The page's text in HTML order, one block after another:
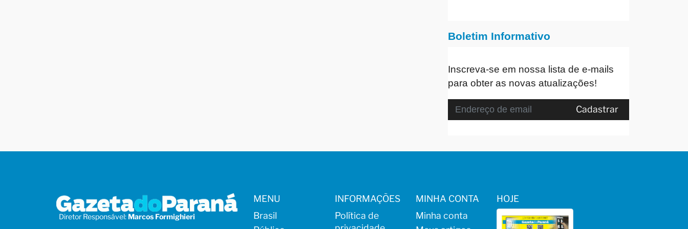
Boletim Informativo
Inscreva-se em nossa lista de e-mails
para obter as novas atualizações!
Cadastrar
Diretor Responsável: Marcos Formighieri
MENU
Brasil
INFORMAÇÕES
Política de
MINHA CONTA
Minha conta
HOJE